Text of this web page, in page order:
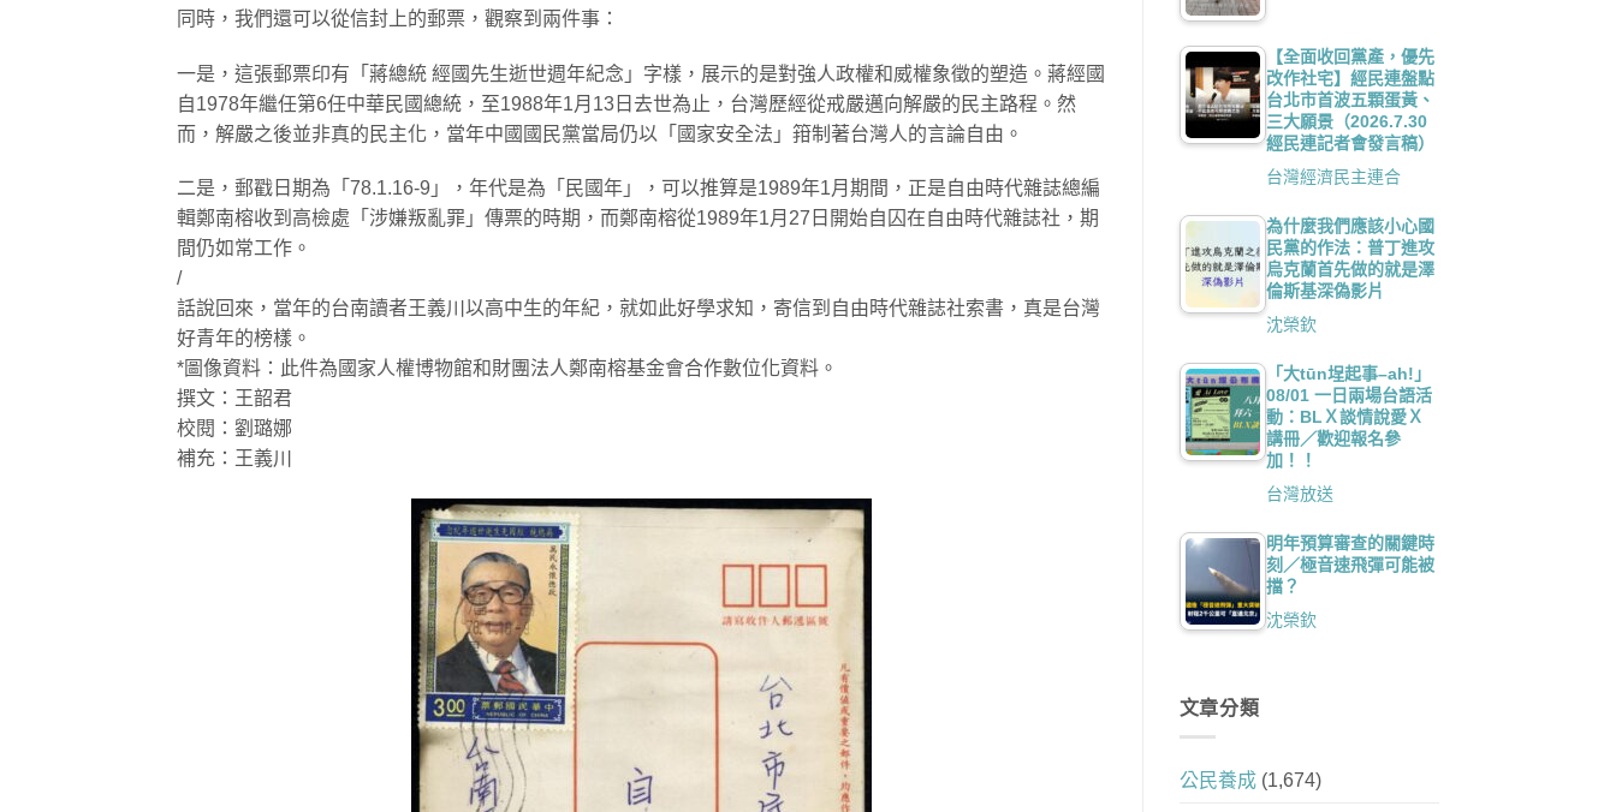
同時，我們還可以從信封上的郵票，觀察到兩件事：
一是，這張郵票印有「蔣總統 經國先生逝世週年紀念」字樣，展示的是對強人政權和威權象徵的塑造。蔣經國
自1978年繼任第6任中華民國總統，至1988年1月13日去世為止，台灣歷經從戒嚴邁向解嚴的民主路程。然
而，解嚴之後並非真的民主化，當年中國國民黨當局仍以「國家安全法」箝制著台灣人的言論自由。
二是，郵戳日期為「78.1.16-9」，年代是為「民國年」，可以推算是1989年1月期間，正是自由時代雜誌總編
輯鄭南榕收到高檢處「涉嫌叛亂罪」傳票的時期，而鄭南榕從1989年1月27日開始自囚在自由時代雜誌社，期
間仍如常工作。
/
話說回來，當年的台南讀者王義川以高中生的年紀，就如此好學求知，寄信到自由時代雜誌社索書，真是台灣
好青年的榜樣。
*圖像資料：此件為國家人權博物館和財團法人鄭南榕基金會合作數位化資料。
撰文：王韶君
校閱：劉璐娜
補充：王義川
【全面收回黨產，優先
改作社宅】經民連盤點
台北市首波五顆蛋黃、
三大願景（2026.7.30
經民連記者會發言稿）
台灣經濟民主連合
為什麼我們應該小心國
民黨的作法：普丁進攻
烏克蘭首先做的就是澤
倫斯基深偽影片
沈榮欽
「大tūn埕起事–ah!」
08/01 一日兩場台語活
動：BLＸ談情說愛Ｘ
講冊／歡迎報名參
加！！
台灣放送
明年預算審查的關鍵時
刻／極音速飛彈可能被
擋？
沈榮欽
文章分類
公民養成(1,674)